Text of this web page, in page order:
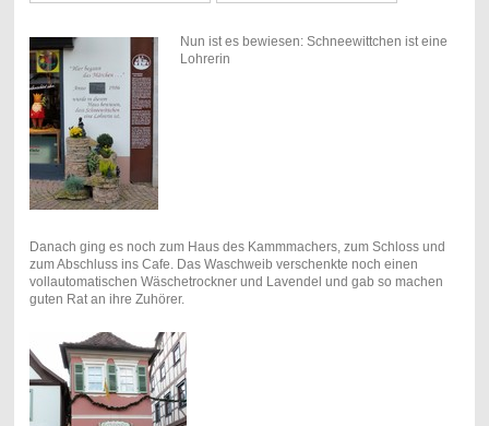
Nun ist es bewiesen: Schneewittchen ist eine
Lohrerin
Danach ging es noch zum Haus des Kammmachers, zum Schloss und
zum Abschluss ins Cafe. Das Waschweib verschenkte noch einen
vollautomatischen Wäschetrockner und Lavendel und gab so machen
guten Rat an ihre Zuhörer.